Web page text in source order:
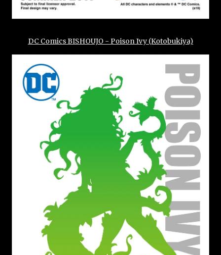
DC Comics BISHOUJO - Poison Ivy (Kotobukiya)